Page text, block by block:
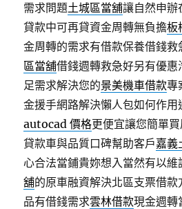
需求問題土城區當舖讓自然申辦
貸款中可再貸資金周轉無負擔板
金周轉的需求有借款保養借錢
區當舖借錢週轉救急好另有優
足需求解決您的景美機車借款專
金援手網路解決懶人包如何作用
autocad 價格更便宜讓您簡單
貸款車與品質口碑幫助客戶嘉義
心合法當鋪貴妳想入當然有以維
舖的原車融資解決北區支票借
品有借錢需求雲林借款現金週轉